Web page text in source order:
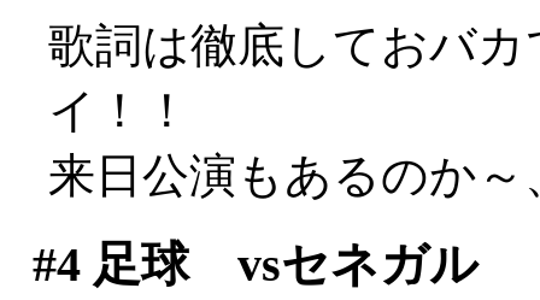
歌詞は徹底しておバ
イ！！
来日公演もあるのか
#4足球 vsセネガル